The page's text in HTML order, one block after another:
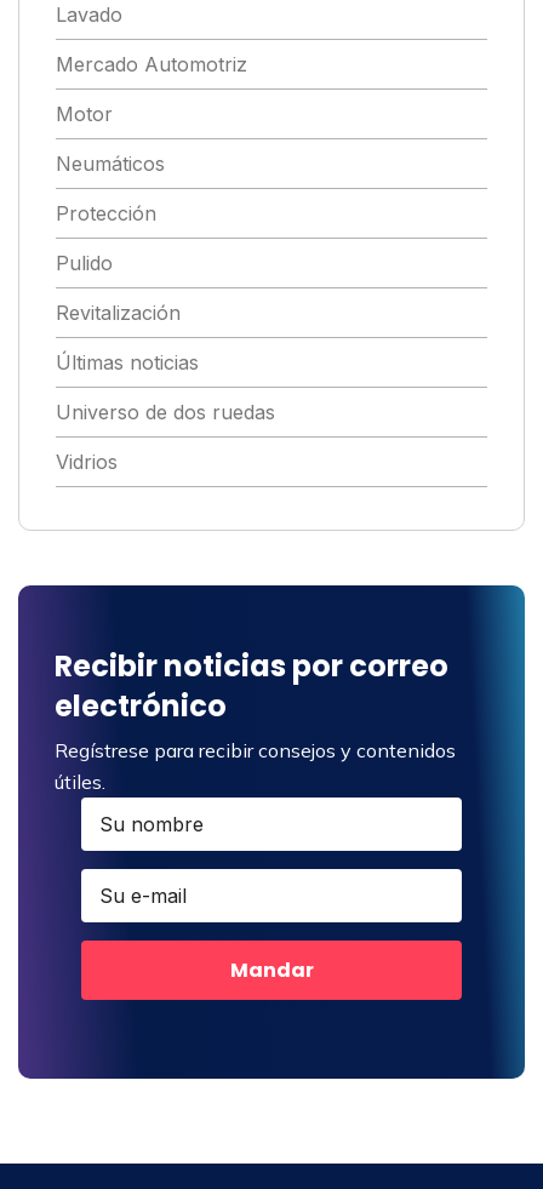
Lavado
Mercado Automotriz
Motor
Neumáticos
Protección
Pulido
Revitalización
Últimas noticias
Universo de dos ruedas
Vidrios
Recibir noticias por correo
electrónico
Regístrese para recibir consejos y contenidos
útiles.
Mandar